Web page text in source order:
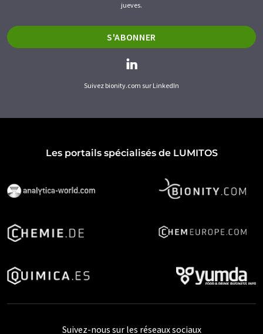
jueves.
S'ABONNER
Suivez bionity.com sur LinkedIn
Les portails spécialisés de LUMITOS
Suivez-nous sur les réseaux sociaux